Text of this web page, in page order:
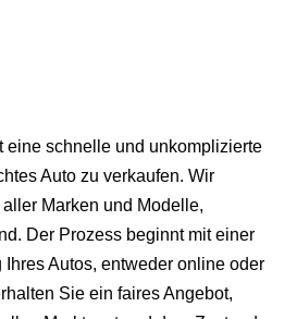
eine schnelle und unkomplizierte
Auto zu verkaufen. Wir
Marken und Modelle,
Der Prozess beginnt mit einer
Autos, entweder online oder
Sie ein faires Angebot,